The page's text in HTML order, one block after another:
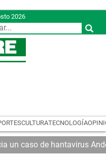
2026
CULTURATECNOLOGÍA
un caso de hantavirus